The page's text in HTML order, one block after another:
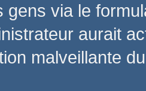
via le
aurait
malveillante